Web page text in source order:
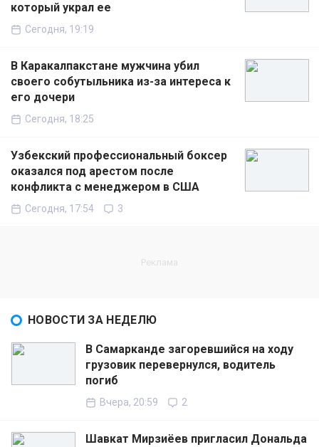
который украл ее
Сегодня, 19:19
В Каракалпакстане мужчина убил
своего собутыльника из-за интереса к
его дочери
Сегодня, 18:25
Узбекский профессиональный боксер
оказался под арестом после
конфликта с менеджером в США
Сегодня, 17:54 3
НОВОСТИ ЗА НЕДЕЛЮ
В Самарканде загоревшийся на ходу
грузовик перевернулся, водитель
погиб
Вчера, 20:59 2
Шавкат Мирзиёев пригласил Дональда